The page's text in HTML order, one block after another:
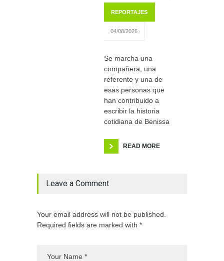
REPORTAJES
04/08/2026
Se marcha una
compañera, una
referente y una de
esas personas que
han contribuido a
escribir la historia
cotidiana de Benissa
READ MORE
Leave a Comment
Your email address will not be published.
Required fields are marked with *